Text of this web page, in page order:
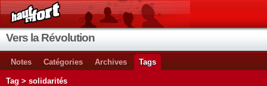
Vers la Révolution
Notes Catégories Archives Tags
Tag > solidarités